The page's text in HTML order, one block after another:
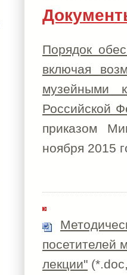
Порядок
включая
музейными
Российской
приказом
ноября 2015
посетителей
лекции"